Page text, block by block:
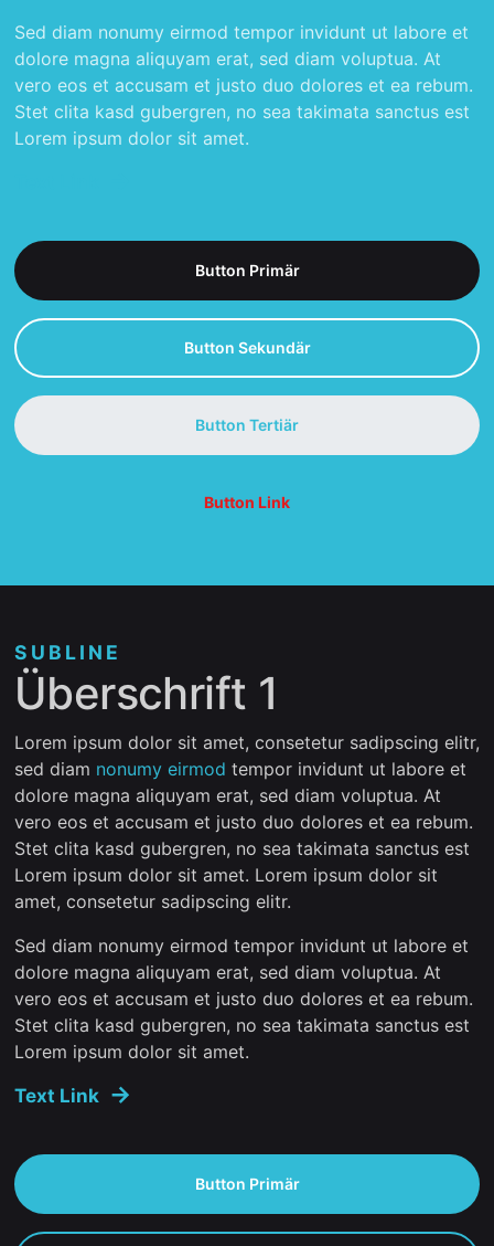
Sed diam nonumy eirmod tempor invidunt ut labore et
dolore magna aliquyam erat, sed diam voluptua. At
vero eos et accusam et justo duo dolores et ea rebum.
Stet clita kasd gubergren, no sea takimata sanctus est
Lorem ipsum dolor sit amet.
Button Primär
Button Sekundär
Button Tertiär
Button Link
SUBLINE
Überschrift 1
Lorem ipsum dolor sit amet, consetetur sadipscing elitr,
sed diam nonumy eirmod tempor invidunt ut labore et
dolore magna aliquyam erat, sed diam voluptua. At
vero eos et accusam et justo duo dolores et ea rebum.
Stet clita kasd gubergren, no sea takimata sanctus est
Lorem ipsum dolor sit amet. Lorem ipsum dolor sit
amet, consetetur sadipscing elitr.
Sed diam nonumy eirmod tempor invidunt ut labore et
dolore magna aliquyam erat, sed diam voluptua. At
vero eos et accusam et justo duo dolores et ea rebum.
Stet clita kasd gubergren, no sea takimata sanctus est
Lorem ipsum dolor sit amet.
Text Link
Button Primär